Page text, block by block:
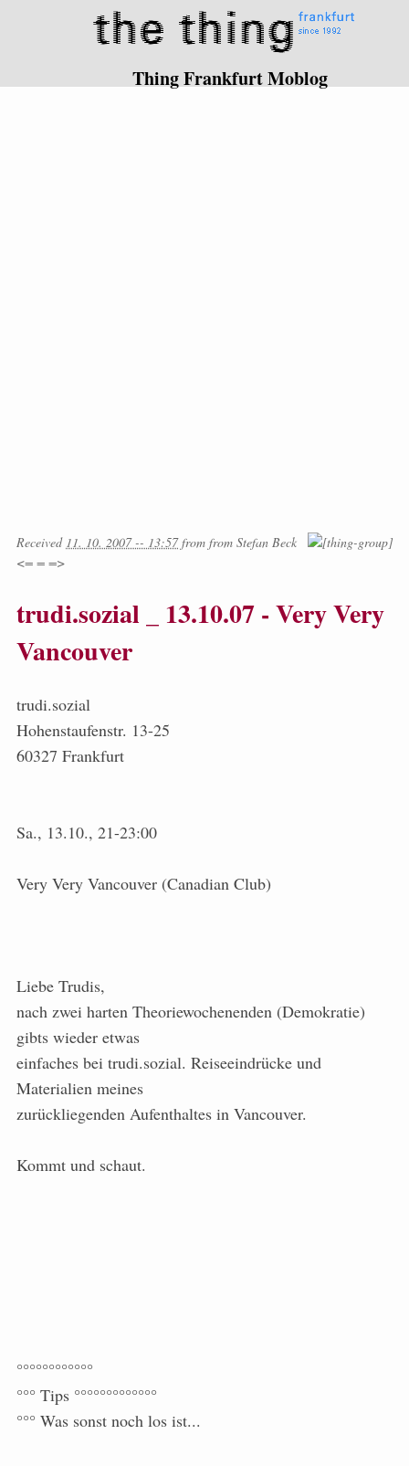
Thing Frankfurt Moblog
Received 11. 10. 2007 -- 13:57from from Stefan Beck
<= = =>
trudi.sozial _ 13.10.07 - Very Very
Vancouver
trudi.sozial
Hohenstaufenstr. 13-25
60327 Frankfurt
Sa., 13.10., 21-23:00
Very Very Vancouver (Canadian Club)
Liebe Trudis,
nach zwei harten Theoriewochenenden (Demokratie)
gibts wieder etwas
einfaches bei trudi.sozial. Reiseeindrücke und
Materialien meines
zurückliegenden Aufenthaltes in Vancouver.
Kommt und schaut.
°°°°°°°°°°°°
°°° Tips °°°°°°°°°°°°°
°°° Was sonst noch los ist...